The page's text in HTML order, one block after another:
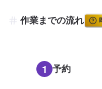
作業までの流れ
1 予約